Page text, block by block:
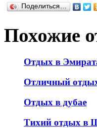
Поделиться…
Похожие
Отдых в
Отличный
Отдых в дубае
Тихий отдых в